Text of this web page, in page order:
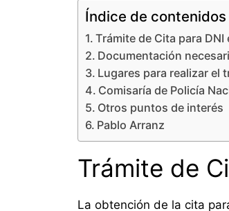
Índice de contenidos
Trámite de Cita para DNI
Documentación
Lugares para realizar el
Comisaría de Policía
Otros puntos de interés
Pablo Arranz
Trámite de
La obtención de la cita